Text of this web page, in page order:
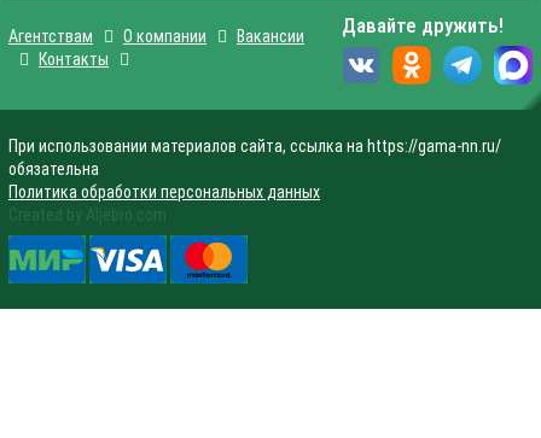
Агентствам О компании
Вакансии
Контакты
Давайте дружить!
При использовании материалов сайта, ссылка на https://gama-nn.ru/
обязательна
Политика обработки персональных данных
Created by Aljebro.com